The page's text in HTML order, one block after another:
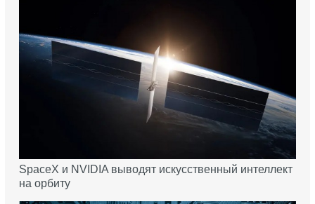
SpaceX и NVIDIA выводят искусственный интеллект
на орбиту